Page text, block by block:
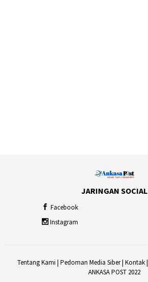
JARINGAN SOCIAL
Facebook
Instagram
Tentang Kami | Pedoman Media Siber| Kontak|
ANKASA POST 2022